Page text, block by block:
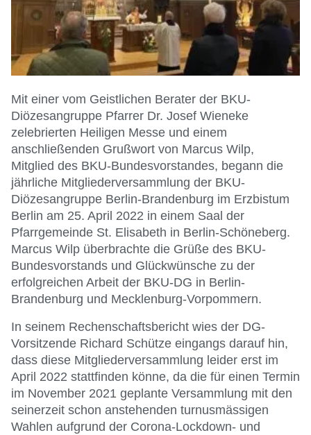
Mit einer vom Geistlichen Berater der BKU-
Diözesangruppe Pfarrer Dr. Josef Wieneke
zelebrierten Heiligen Messe und einem
anschließenden Grußwort von Marcus Wilp,
Mitglied des BKU-Bundesvorstandes, begann die
jährliche Mitgliederversammlung der BKU-
Diözesangruppe Berlin-Brandenburg im Erzbistum
Berlin am 25. April 2022 in einem Saal der
Pfarrgemeinde St. Elisabeth in Berlin-Schöneberg.
Marcus Wilp überbrachte die Grüße des BKU-
Bundesvorstands und Glückwünsche zu der
erfolgreichen Arbeit der BKU-DG in Berlin-
Brandenburg und Mecklenburg-Vorpommern.
In seinem Rechenschaftsbericht wies der DG-
Vorsitzende Richard Schütze eingangs darauf hin,
dass diese Mitgliederversammlung leider erst im
April 2022 stattfinden könne, da die für einen Termin
im November 2021 geplante Versammlung mit den
seinerzeit schon anstehenden turnusmässigen
Wahlen aufgrund der Corona-Lockdown- und